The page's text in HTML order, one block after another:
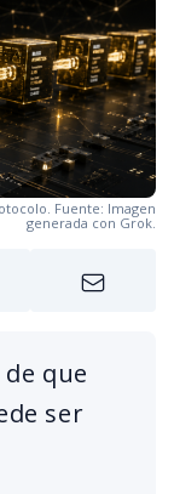
Fuente: Imagen
generada con Grok.
que
ser